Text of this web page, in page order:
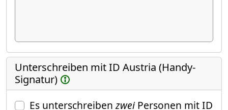
Unterschreiben mit ID Austria (Handy-
Signatur)
Es unterschreibenzweiPersonen mit ID